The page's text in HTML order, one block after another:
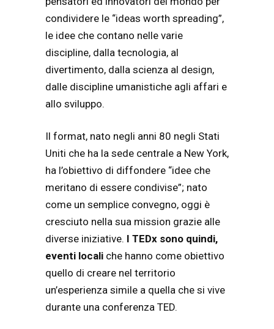
condividere le “ideas worth spreading”,
le idee che contano nelle varie
discipline, dalla tecnologia, al
divertimento, dalla scienza al design,
dalle discipline umanistiche agli affari e
allo sviluppo.
Il format, nato negli anni 80 negli Stati
Uniti che ha la sede centrale a New York,
ha l’obiettivo di diffondere “idee che
meritano di essere condivise”; nato
come un semplice convegno, oggi è
cresciuto nella sua mission grazie alle
diverse iniziative. I TEDx sono quindi,
eventi locali che hanno come obiettivo
quello di creare nel territorio
un’esperienza simile a quella che si vive
durante una conferenza TED.